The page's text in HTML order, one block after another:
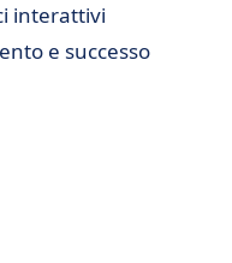
interattivi
e successo